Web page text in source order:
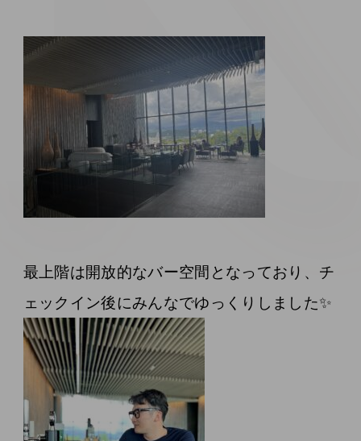
最上階は開放的なバー空間となっており、チ
ェックイン後にみんなでゆっくりしました✨